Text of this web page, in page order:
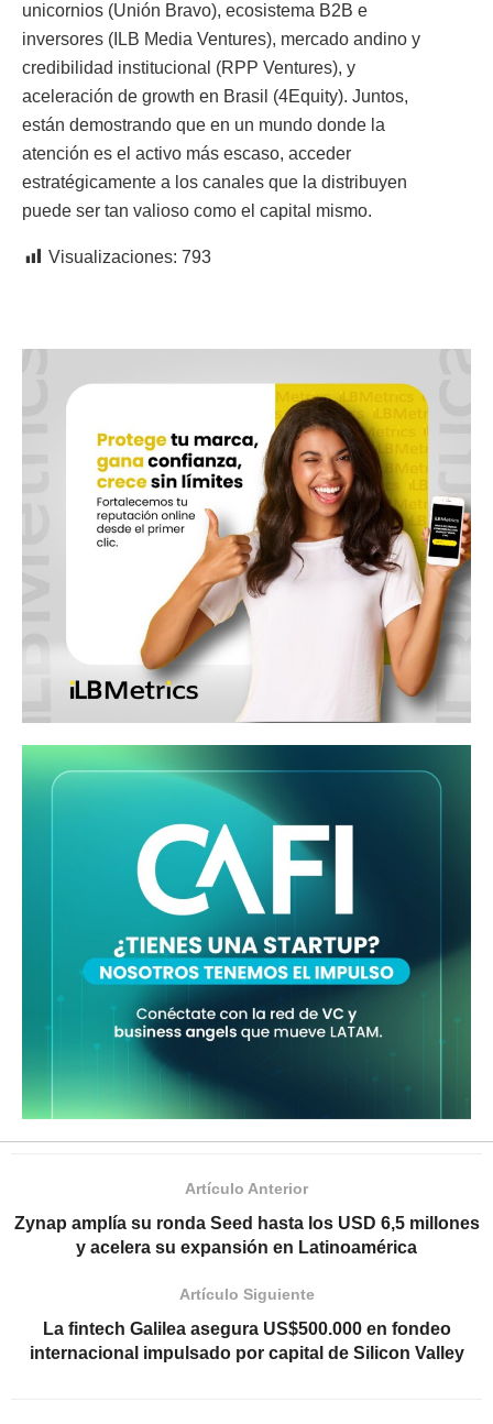
unicornios (Unión Bravo), ecosistema B2B e
inversores (ILB Media Ventures), mercado andino y
credibilidad institucional (RPP Ventures), y
aceleración de growth en Brasil (4Equity). Juntos,
están demostrando que en un mundo donde la
atención es el activo más escaso, acceder
estratégicamente a los canales que la distribuyen
puede ser tan valioso como el capital mismo.
Visualizaciones: 793
Artículo Anterior
Zynap amplía su ronda Seed hasta los USD 6,5 millones
y acelera su expansión en Latinoamérica
Artículo Siguiente
La fintech Galilea asegura US$500.000 en fondeo
internacional impulsado por capital de Silicon Valley